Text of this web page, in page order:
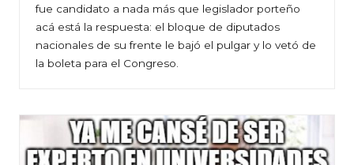
fue candidato a nada más que legislador porteño
acá está la respuesta: el bloque de diputados
nacionales de su frente le bajó el pulgar y lo vetó de
la boleta para el Congreso.